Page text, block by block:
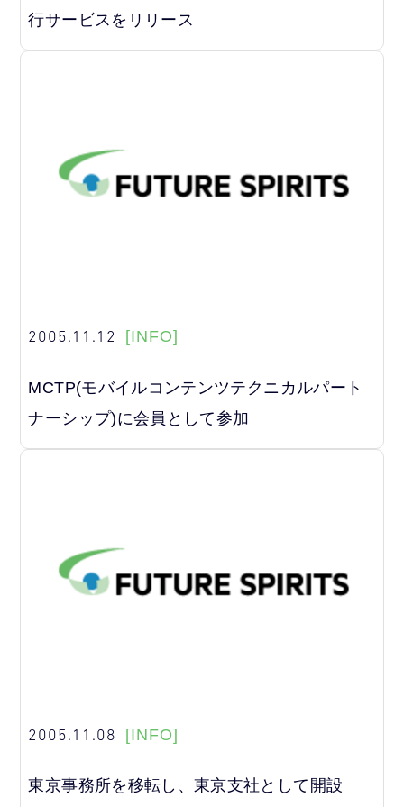
行サービスをリリース
2005.11.12 [INFO]
MCTP(モバイルコンテンツテクニカルパート
ナーシップ)に会員として参加
2005.11.08 [INFO]
東京事務所を移転し、東京支社として開設